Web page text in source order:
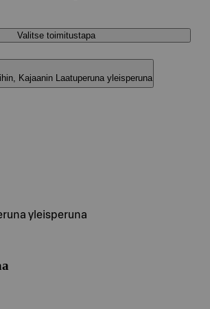
Valitse toimitustapa
Kajaanin Laatuperuna yleisperuna
yleisperuna